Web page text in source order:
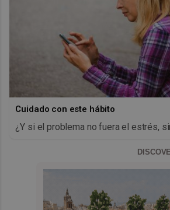
Cuidado con este hábito
¿Y si el problema no fuera el estrés,